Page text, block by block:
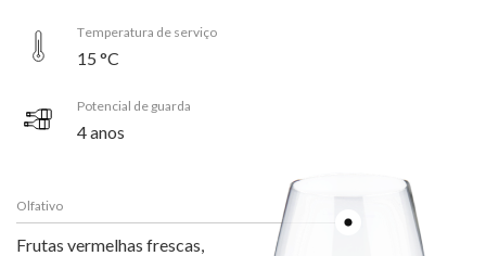
Temperatura de serviço
15 °C
Potencial de guarda
4 anos
Olfativo
Frutas vermelhas frescas,